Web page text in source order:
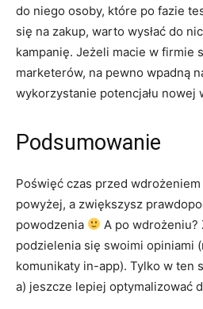
do niego osoby, które po fazie
się na zakup, warto wysłać do
kampanię. Jeżeli macie w firmie
marketerów, na pewno wpadną
wykorzystanie potencjału nowej
Podsumowanie
Poświęć czas przed
powyżej, a zwiększysz
powodzenia
A po wdrożeniu?
podzielenia się swoimi opiniami
komunikaty in-app). Tylko w ten
a) jeszcze lepiej optymalizować